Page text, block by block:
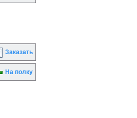
Заказать
На полку